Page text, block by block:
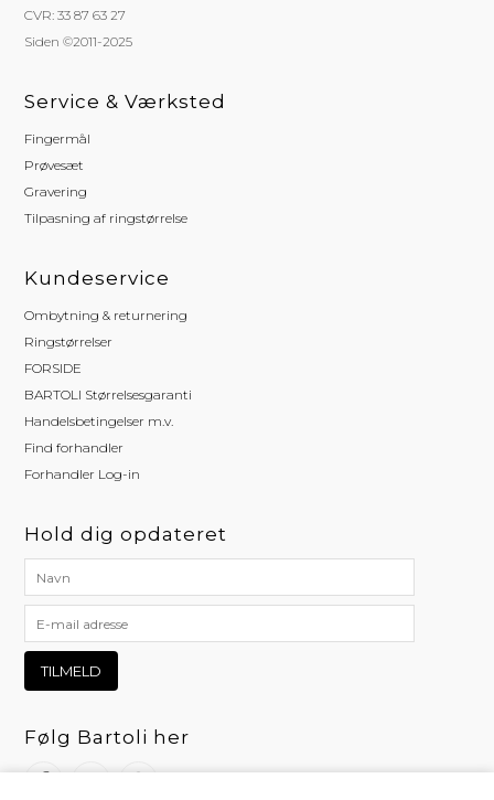
CVR: 33 87 63 27
Siden ©2011-2025
Service & Værksted
Fingermål
Prøvesæt
Gravering
Tilpasning af ringstørrelse
Kundeservice
Ombytning & returnering
Ringstørrelser
FORSIDE
BARTOLI Størrelsesgaranti
Handelsbetingelser m.v.
Find forhandler
Forhandler Log-in
Hold dig opdateret
Følg Bartoli her